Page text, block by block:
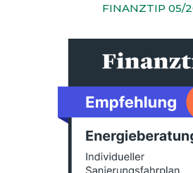
FINANZTIP 05/